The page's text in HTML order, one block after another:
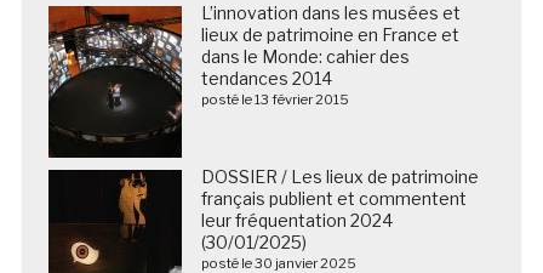
L’innovation dans les musées et
lieux de patrimoine en France et
dans le Monde: cahier des
tendances 2014
posté le 13 février 2015
DOSSIER / Les lieux de patrimoine
français publient et commentent
leur fréquentation 2024
(30/01/2025)
posté le 30 janvier 2025